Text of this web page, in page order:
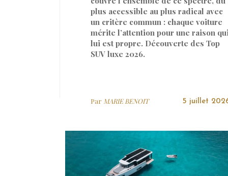
plus accessible au plus radical avec
un critère commun : chaque voiture
mérite l’attention pour une raison
lui est propre. Découverte des Top
SUV luxe 2026.
Par MARIE BENOIT 5 juillet